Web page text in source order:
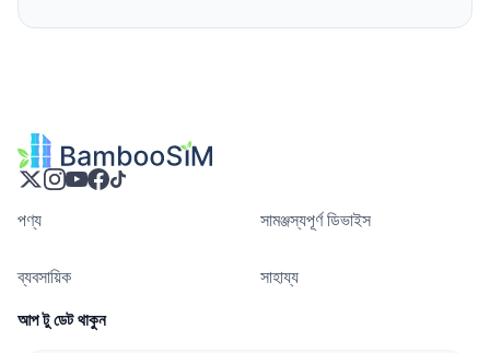
পণ্য সামঞ্জস্যপূর্ণ ডিভাইস
ব্যবসায়িক সাহায্য
আপ টু ডেট থাকুন